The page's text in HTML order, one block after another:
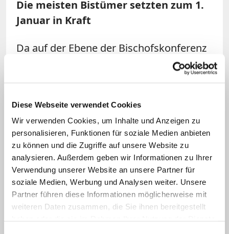
Diese Webseite verwendet Cookies
Wir verwenden Cookies, um Inhalte und Anzeigen zu
personalisieren, Funktionen für soziale Medien anbieten
zu können und die Zugriffe auf unsere Website zu
analysieren. Außerdem geben wir Informationen zu Ihrer
Verwendung unserer Website an unsere Partner für
soziale Medien, Werbung und Analysen weiter. Unsere
Partner führen diese Informationen möglicherweise mit
weiteren Daten zusammen, die Sie ihnen bereitgestellt
Die meisten Bistümer setzten zum 1.
Januar in Kraft
Da auf der Ebene der Bischofskonferenz
keine Gesetzgebungskompetenz für das
jedem Diözesanbischof einzeln für sein
Bistum als Diözesangesetz in Kraft
gesetzt werden. Die meistenBistümer
haben das neue Arbeitsrecht bereits zum
1. Januar eingeführt. Mit Freiburg und der
Militärseelsorge ist dieser Prozess in
allen Diözesen abgeschlossen.